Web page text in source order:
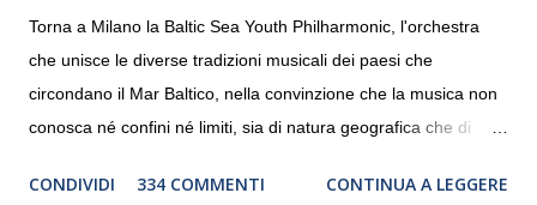
Torna a Milano la Baltic Sea Youth Philharmonic, l'orchestra
che unisce le diverse tradizioni musicali dei paesi che
circondano il Mar Baltico, nella convinzione che la musica non
conosca né confini né limiti, sia di natura geografica che di
debutterà il 10 settembre a Heiden, in Germania, e toccherà, in
CONDIVIDI 334 COMMENTI CONTINUA A LEGGERE